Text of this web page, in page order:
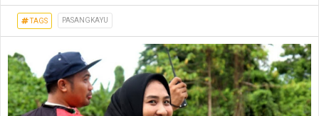
TAGS PASANGKAYU